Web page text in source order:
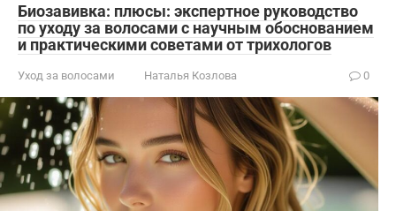
Биозавивка: плюсы: экспертное руководство
по уходу за волосами с научным обоснованием
и практическими советами от трихологов
Уход за волосами Наталья Козлова 0